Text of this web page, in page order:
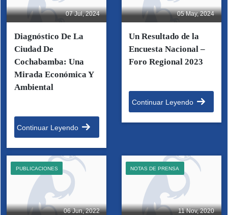
07 Jul, 2024
Diagnóstico De La
Ciudad De
Cochabamba: Una
Mirada Económica Y
Ambiental
Continuar Leyendo
05 May, 2024
Un Resultado de la
Encuesta Nacional –
Foro Regional 2023
Continuar Leyendo
06 Jun, 2022
PUBLICACIONES
11 Nov, 2020
NOTAS DE PRENSA